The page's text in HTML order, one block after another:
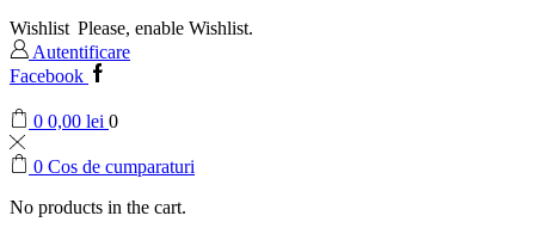
Wishlist Please, enable Wishlist.
Autentificare
Facebook
0 0,00 lei 0
0 Cos de cumparaturi
No products in the cart.